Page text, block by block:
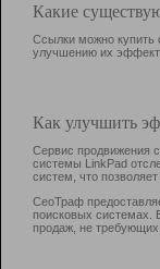
Какие
Ссылки можно купить
улучшению их
Как улучшить
Сервис продвижения
системы LinkPad
систем, что
СеоТраф
поисковых системах.
продаж, не